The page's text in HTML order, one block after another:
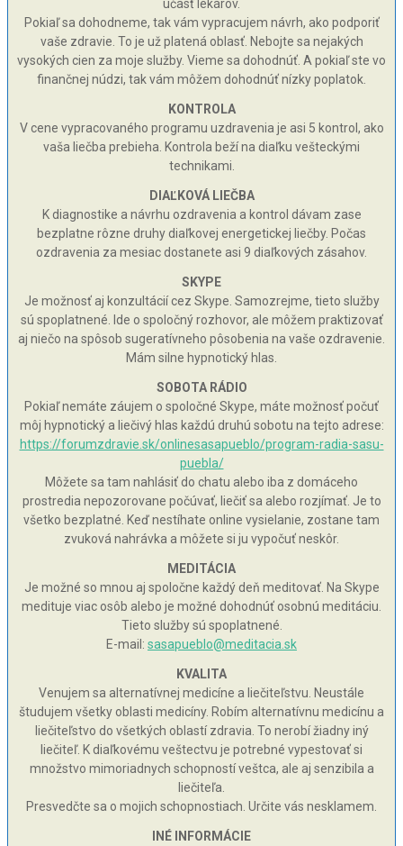
účasť lekárov.
Pokiaľ sa dohodneme, tak vám vypracujem návrh, ako podporiť
vaše zdravie. To je už platená oblasť. Nebojte sa nejakých
vysokých cien za moje služby. Vieme sa dohodnúť. A pokiaľ ste vo
finančnej núdzi, tak vám môžem dohodnúť nízky poplatok.
KONTROLA
V cene vypracovaného programu uzdravenia je asi 5 kontrol, ako
vaša liečba prebieha. Kontrola beží na diaľku vešteckými
technikami.
DIAĽKOVÁ LIEČBA
K diagnostike a návrhu ozdravenia a kontrol dávam zase
bezplatne rôzne druhy diaľkovej energetickej liečby. Počas
ozdravenia za mesiac dostanete asi 9 diaľkových zásahov.
SKYPE
Je možnosť aj konzultácií cez Skype. Samozrejme, tieto služby
sú spoplatnené. Ide o spoločný rozhovor, ale môžem praktizovať
aj niečo na spôsob sugeratívneho pôsobenia na vaše ozdravenie.
Mám silne hypnotický hlas.
SOBOTA RÁDIO
Pokiaľ nemáte záujem o spoločné Skype, máte možnosť počuť
môj hypnotický a liečivý hlas každú druhú sobotu na tejto adrese:
https://forumzdravie.sk/onlinesasapueblo/program-radia-sasu-
puebla/
Môžete sa tam nahlásiť do chatu alebo iba z domáceho
prostredia nepozorovane počúvať, liečiť sa alebo rozjímať. Je to
všetko bezplatné. Keď nestíhate online vysielanie, zostane tam
zvuková nahrávka a môžete si ju vypočuť neskôr.
MEDITÁCIA
Je možné so mnou aj spoločne každý deň meditovať. Na Skype
medituje viac osôb alebo je možné dohodnúť osobnú meditáciu.
Tieto služby sú spoplatnené.
E-mail: sasapueblo@meditacia.sk
KVALITA
Venujem sa alternatívnej medicíne a liečiteľstvu. Neustále
študujem všetky oblasti medicíny. Robím alternatívnu medicínu a
liečiteľstvo do všetkých oblastí zdravia. To nerobí žiadny iný
liečiteľ. K diaľkovému veštectvu je potrebné vypestovať si
množstvo mimoriadnych schopností veštca, ale aj senzibila a
liečiteľa.
Presvedčte sa o mojich schopnostiach. Určite vás nesklamem.
INÉ INFORMÁCIE